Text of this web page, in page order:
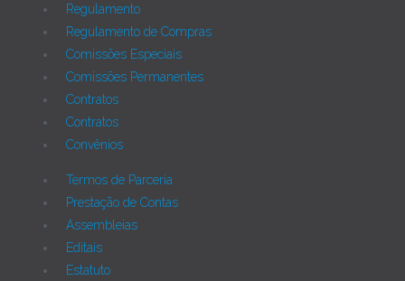
Regulamento
Regulamento de Compras
Comissões Especiais
Comissões Permanentes
Contratos
Contratos
Convênios
Termos de Parceria
Prestação de Contas
Assembleias
Editais
Estatuto